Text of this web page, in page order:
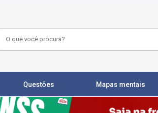
Questões Mapas mentais